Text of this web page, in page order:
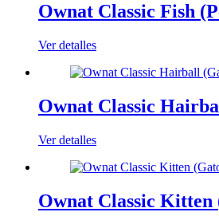
Ownat Classic Fish
Ver detalles
Ownat Classic
Ver detalles
Ownat Classic Kitten